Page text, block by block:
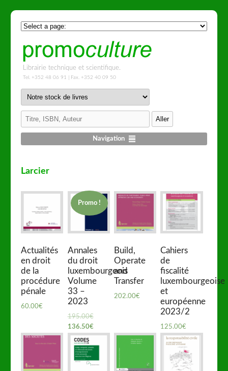
Librairie technique et scientifique.
Tel. +352 48 06 91 | Fax. +352 40 09 50
Navigation
Larcier
Actualités
en droit
de la
procédure
pénale
60.00€
Promo !
Annales
du droit
luxembourgeois
Volume
33 –
2023
195.00€
136.50€
Build,
Operate
and
Transfer
202.00€
Cahiers
de
fiscalité
luxembourgeoise
et
européenne
2023/2
125.00€